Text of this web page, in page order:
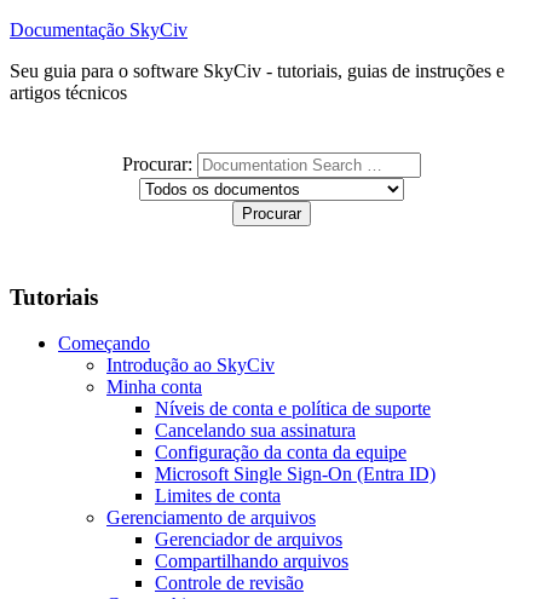
Documentação SkyCiv
Seu guia para o software SkyCiv - tutoriais, guias de instruções e
artigos técnicos
Procurar:
Tutoriais
Começando
Introdução ao SkyCiv
Minha conta
Níveis de conta e política de suporte
Cancelando sua assinatura
Configuração da conta da equipe
Microsoft Single Sign-On (Entra ID)
Limites de conta
Gerenciamento de arquivos
Gerenciador de arquivos
Compartilhando arquivos
Controle de revisão